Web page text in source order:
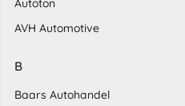
Autoton
AVH Automotive
B
Baars Autohandel